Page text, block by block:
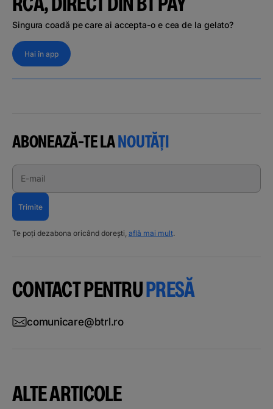
Singura coadă pe care ai accepta-o e cea de la gelato?
Hai în app
ABONEAZĂ-TE LANOUTĂȚI
E-mail
Trimite
Te poți dezabona oricând dorești, află mai mult.
CONTACT PENTRUPRESĂ
comunicare@btrl.ro
ALTE ARTICOLE